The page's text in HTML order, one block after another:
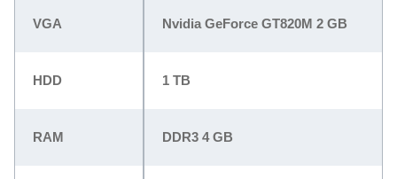
VGA Nvidia GeForce GT820M 2 GB
HDD 1 TB
RAM DDR3 4 GB